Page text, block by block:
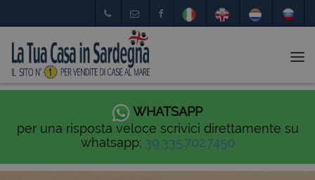
WHATSAPP
per una risposta veloce scrivici direttamente su
whatsapp: 39.335.702.7450